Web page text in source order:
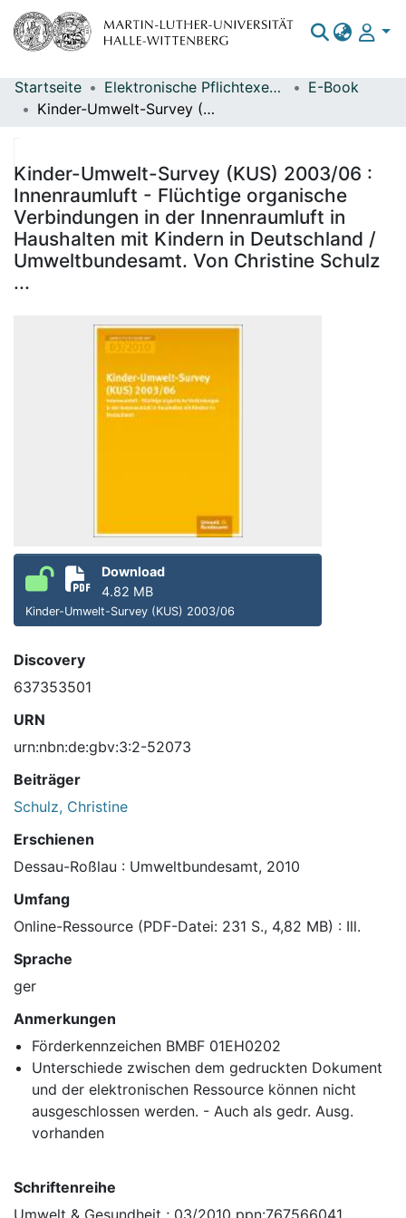
Bereiche & Sammlungen
Statistiken
Startseite Elektronische Pflichtexemplare
E-Book
Kinder-Umwelt-Survey (KUS) 2003/06 : Innenraumluft - Flüchtige organische Verbindungen in der Innenraumluft in Haushalten mit Kindern in Deutschland / Umweltbundesamt. Von Christine Schulz ...
Kinder-Umwelt-Survey (KUS) 2003/06 :
Innenraumluft - Flüchtige organische
Verbindungen in der Innenraumluft in
Haushalten mit Kindern in Deutschland /
Umweltbundesamt. Von Christine Schulz
...
Download
4.82 MB
Kinder-Umwelt-Survey (KUS) 2003/06
Discovery
637353501
URN
urn:nbn:de:gbv:3:2-52073
Beiträger
Schulz, Christine
Erschienen
Dessau-Roßlau : Umweltbundesamt, 2010
Umfang
Online-Ressource (PDF-Datei: 231 S., 4,82 MB) : Ill.
Sprache
ger
Anmerkungen
Förderkennzeichen BMBF 01EH0202
Unterschiede zwischen dem gedruckten Dokument
und der elektronischen Ressource können nicht
ausgeschlossen werden. - Auch als gedr. Ausg.
vorhanden
Schriftenreihe